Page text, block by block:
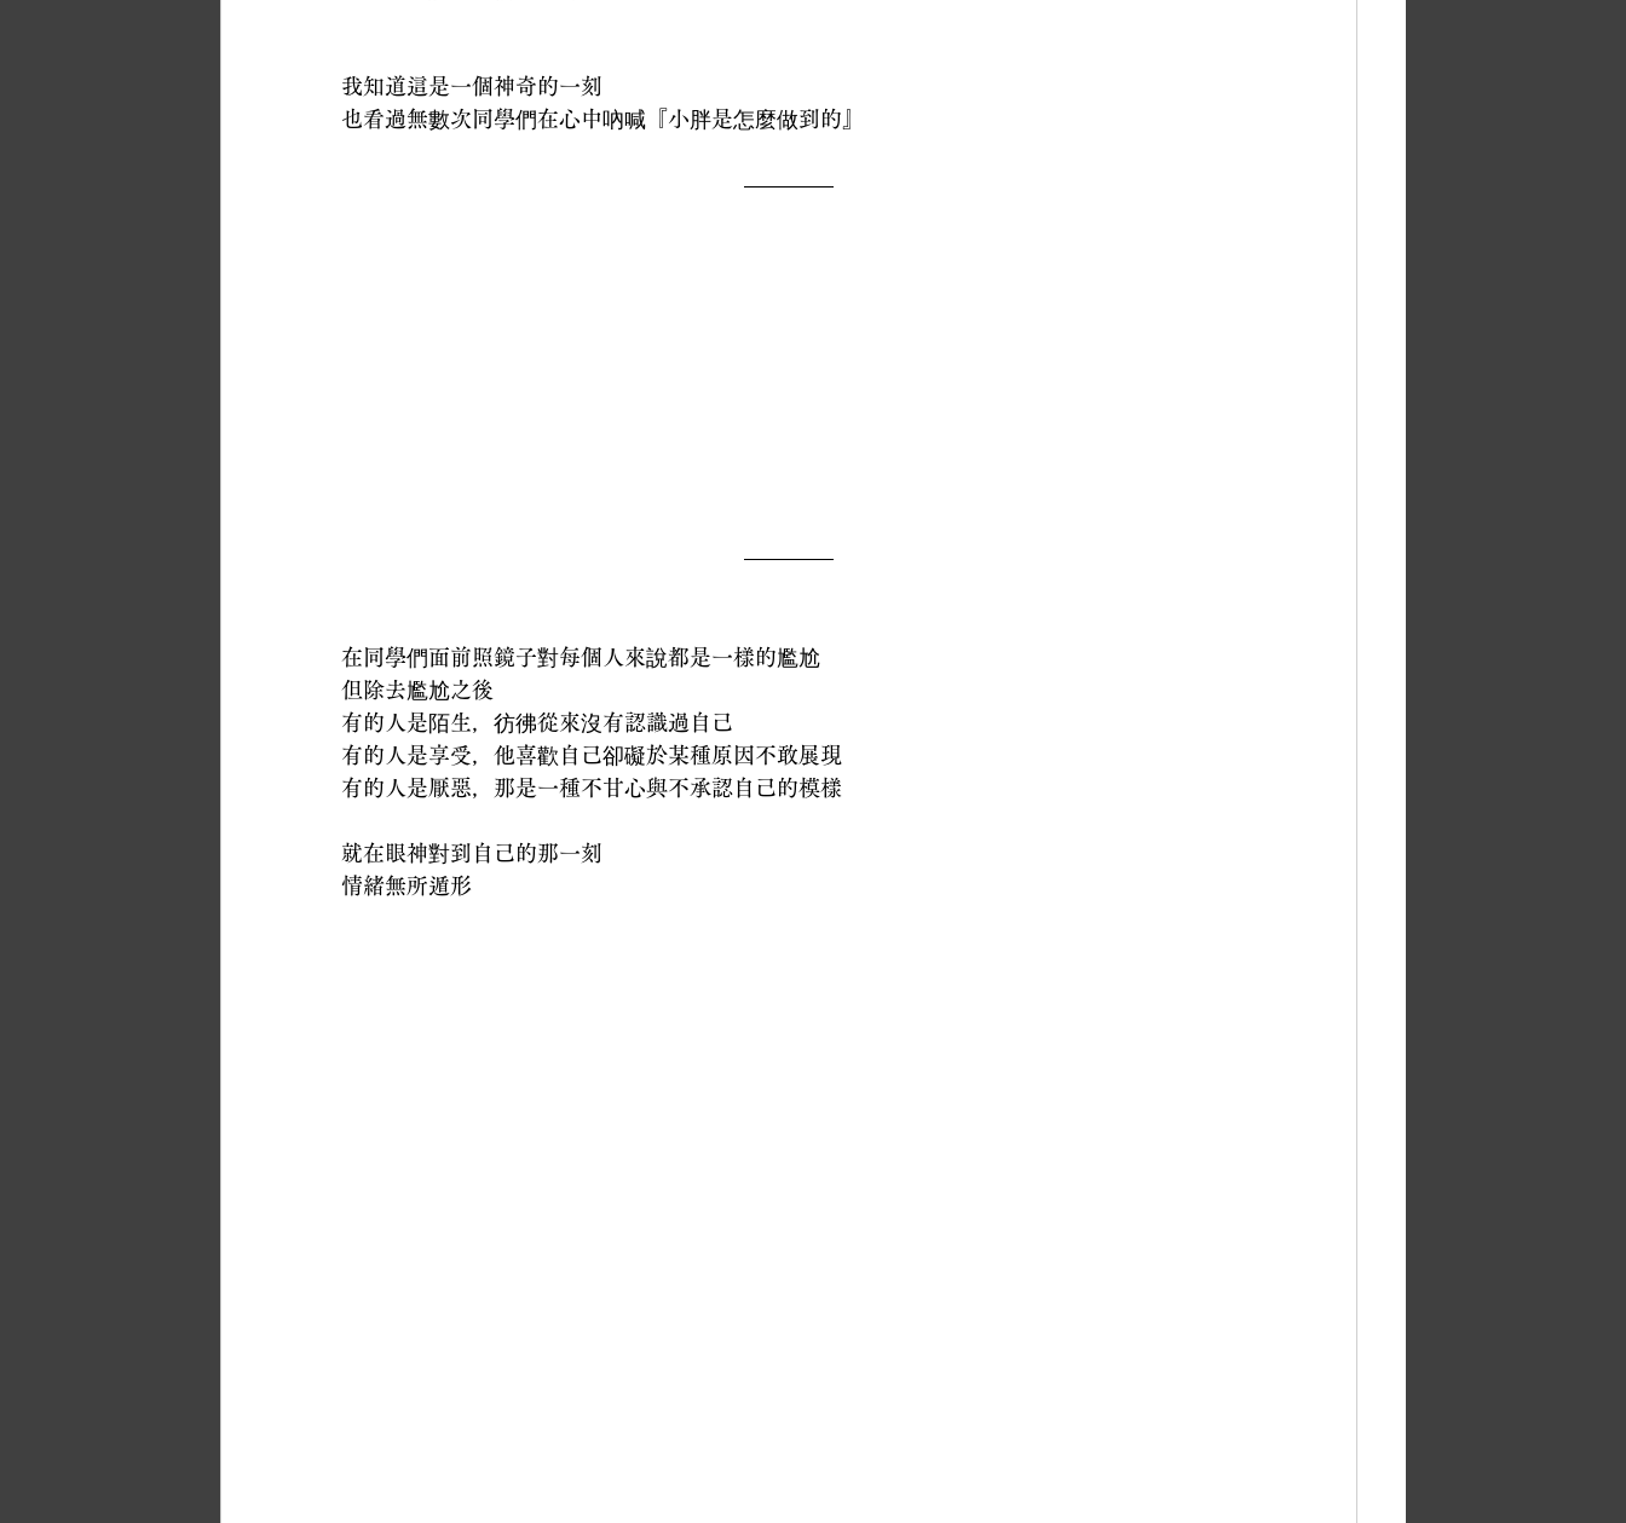
我知道這是一個神奇的一刻
也看過無數次同學們在心中吶喊『小胖是怎麼做到的』
在同學們面前照鏡子對每個人來說都是一樣的尷尬
但除去尷尬之後
有的人是陌生，彷彿從來沒有認識過自己
有的人是享受，他喜歡自己卻礙於某種原因不敢展現
有的人是厭惡，那是一種不甘心與不承認自己的模樣
就在眼神對到自己的那一刻
情緒無所遁形